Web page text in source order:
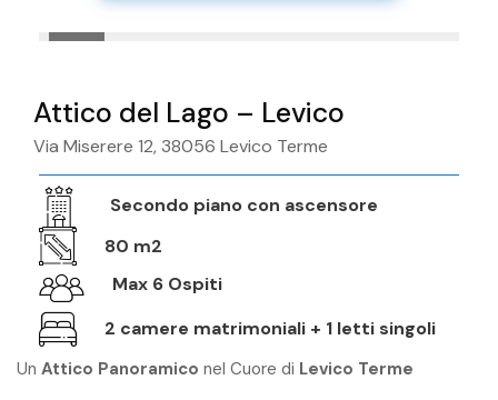
Attico del Lago – Levico
Via Miserere 12, 38056 Levico Terme
Secondo piano con ascensore
80 m2
Max 6 Ospiti
2 camere matrimoniali + 1 letti singoli
Un Attico Panoramico nel Cuore di Levico Terme